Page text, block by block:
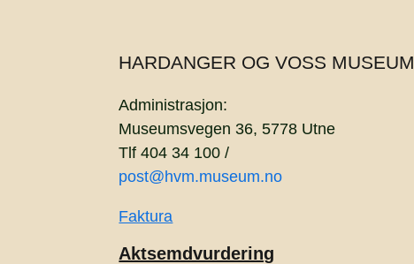
HARDANGER OG VOSS MUSEUM
Administrasjon:
Museumsvegen 36, 5778 Utne
Tlf 404 34 100 /
post@hvm.museum.no
Faktura
Aktsemdvurdering